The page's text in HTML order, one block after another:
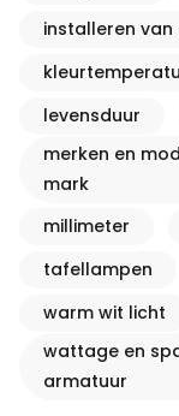
installeren van
levensduur
merken en
mark
millimeter
tafellampen
warm wit licht
wattage en
armatuur